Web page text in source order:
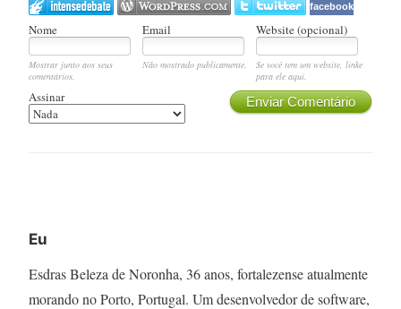
facebook
Nome Email Website (opcional)
Mostrar junto aos seus
comentários.
Não mostrado publicamente.
Se você tem um website, linke
para ele aqui.
Enviar Comentário
Assinar
Eu
Esdras Beleza de Noronha, 36 anos, fortalezense atualmente
morando no Porto, Portugal. Um desenvolvedor de software,